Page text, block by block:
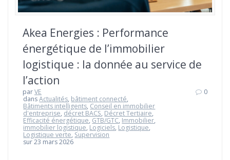
Akea Energies : Performance
énergétique de l’immobilier
logistique : la donnée au service de
l’action
parVE
dansActualités, bâtiment connecté,
Bâtiments intelligents, Conseil en immobilier
d'entreprise, décret BACS, Décret Tertiaire,
Efficacité énergétique, GTB/GTC, Immobilier,
immobilier logistique, Logiciels, Logistique,
Logistique verte, Supervision
sur 23 mars 2026
0